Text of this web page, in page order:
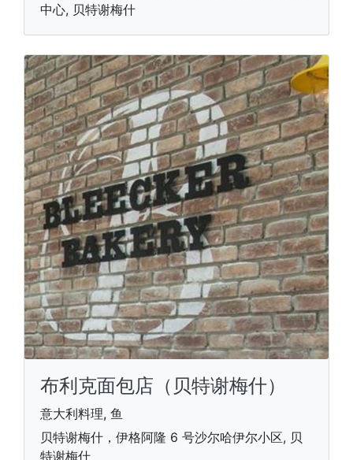
中心, 贝特谢梅什
布利克面包店（贝特谢梅什）
意大利料理, 鱼
贝特谢梅什，伊格阿隆 6 号沙尔哈伊尔小区, 贝
特谢梅什